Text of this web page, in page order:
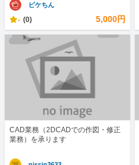
ピケちん
- (0) 5,000円
CAD業務（2DCADでの作図・修正
業務）を承ります